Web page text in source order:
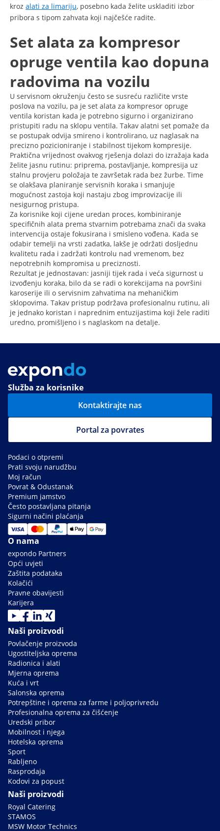
kroz alati za limariju, posebno kada želite uskladiti izbor
pribora s tipom zahvata koji najčešće radite.
Set alata za kompresor
opruge ventila kao dopuna
radovima na vozilu
U servisnom okruženju često se susreću različite vrste
poslova na vozilu, pa je set alata za kompresor opruge
ventila koristan kada je potrebno sigurno i organizirano
pristupiti radu na sklopu ventila. Takav alatni set pomaže da
se postupak odvija smireno i kontrolirano, uz naglasak na
precizno pozicioniranje i stabilnost tijekom kompresije.
Praktična vrijednost ovakvog rješenja dolazi do izražaja kada
želite jasnu rutinu: priprema, postavljanje, kompresija uz
stalnu provjeru položaja te završetak rada bez žurbe. Time
se olakšava planiranje servisnih koraka i smanjuje
mogućnost zastoja koji nastaju zbog improvizacije ili
nesigurnog pristupa.
Za korisnike koji cijene uredan proces, kombiniranje
specifičnih alata prema stvarnim potrebama znači da svaka
intervencija ostaje fokusirana i smisleno vođena. Kada se
odabir temelji na vrsti zadatka, lakše je održati dosljednu
kvalitetu rada i zadržati kontrolu nad vremenom, bez
nepotrebnih kompromisa u preciznosti.
Rezultat je jednostavan: jasniji tijek rada i veća sigurnost u
izvođenju koraka, bilo da se radi o korekcijama na površini
karoserije ili o servisnim zahvatima na mehaničkim
sklopovima. Takav pristup podržava profesionalnu rutinu, ali
je jednako koristan i naprednim entuzijastima koji žele raditi
uredno, promišljeno i s naglaskom na detalje.
Služba za korisnike
Kontaktirajte nas
Portal za povrates
Podaci o otpremi
Prati svoju narudžbu
Moj račun
Povrat & Odustanak
Premium jamstvo
Često postavljana pitanja
Sigurni načini plaćanja
O nama
expondo Partners
Opći uvjeti
Zaštita podataka
Kolačići
Pravne obavijesti
Karijera
Naši proizvodi
Povlačenje proizvoda
Ugostiteljska oprema
Radionica i alati
Mjerna oprema
Kuća i vrt
Salonska oprema
Potrepštine i oprema za farme i poljoprivredu
Profesionalna oprema za čišćenje
Uredski pribor
Mobilnost i njega
Hotelska oprema
Sport
Rabljeno
Rasprodaja
Kodovi za popust
Naši proizvodi
Royal Catering
STAMOS
MSW Motor Technics